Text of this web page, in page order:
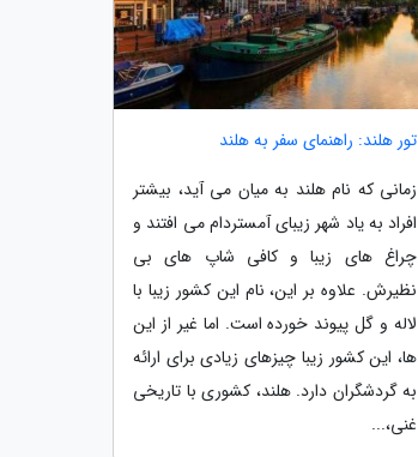
تور هلند: راهنمای سفر به هلند
زمانی که نام هلند به میان می آید، بیشتر
افراد به یاد شهر زیبای آمستردام می افتند و
چراغ های زیبا و کافی شاپ های بی
نظیرش. علاوه بر این، نام این کشور زیبا با
لاله و گل پیوند خورده است. اما غیر از این
ها، این کشور زیبا چیزهای زیادی برای ارائه
به گردشگران دارد. هلند، کشوری با تاریخی
غنی،...